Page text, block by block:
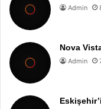
Admin
Nova
Admin